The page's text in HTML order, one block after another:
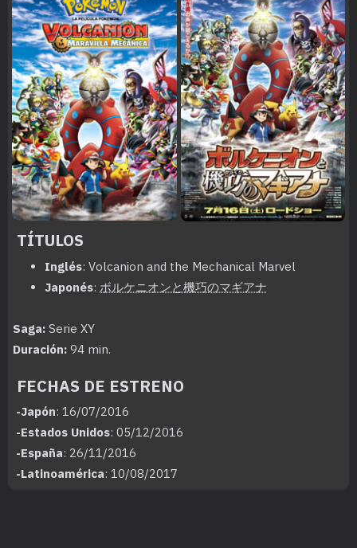
TÍTULOS
Inglés: Volcanion and the Mechanical Marvel
Japonés: ボルケニオンと機巧のマギアナ
Saga: Serie XY
Duración: 94 min.
FECHAS DE ESTRENO
-Japón: 16/07/2016
-Estados Unidos: 05/12/2016
-España: 26/11/2016
-Latinoamérica: 10/08/2017